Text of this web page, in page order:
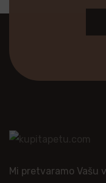
Mi pretvaramo Vašu